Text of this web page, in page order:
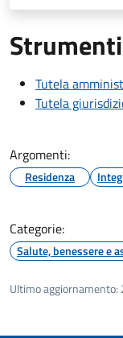
Tutela
Tutela
Argomenti:
Residenza
Categorie:
Salute, benessere e
Ultimo aggiornamento: